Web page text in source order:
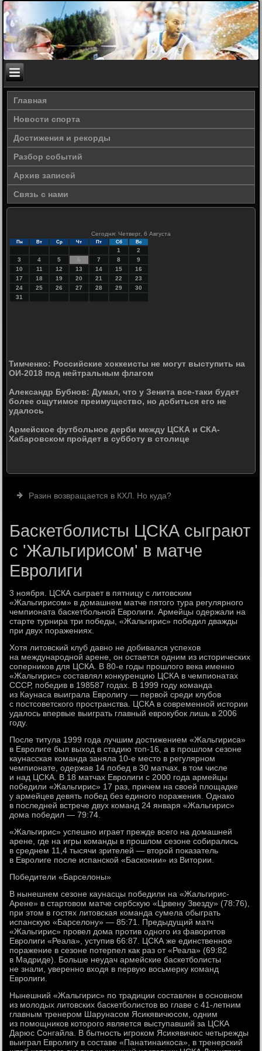
Главная
Новости спорта
Достижения и рекорды
Разбор событий
Архив записей
Связь с нами
Сегодня: Четверг, 6 Августа
Пн Вт Ср Чт Пт Сб Вс
1
2
3
4 5 6 7 8
9
10
11 12 13 14 15
16
17
18 19 20 21 22
23
24
25 26 27 28 29
30
31
Тимченко: Российские хоккеисты не могут выступить на
ОИ-2018 под нейтральным флагом
Александр Бубнов: Думал, что у Зенита все-таки будет
более ощутимое преимущество, но добиться его не
удалось
Армейское футбольное дерби между ЦСКА и СКА-
Хабаровском пройдет в субботу в столице
Разин возвращается в КХЛ. Но куда?
Баскетболисты ЦСКА сыграют
с 'Жальгирисом' в матче
Евролиги
3 ноября. ЦСКА сыграет в пятницу с литовским
«Жальгирисом» в домашнем матче пятого тура регулярного
чемпионата баскетбольной Евролиги. Армейцы одержали на
старте турнира три победы, «Жальгирис» победил дважды
при двух поражениях.
Хотя литовский клуб давно не добивался успехов
на международной арене, он остается одним из исторических
соперников для ЦСКА. В 80-е годы прошлого века именно
«Жальгирис» составлял конкуренцию ЦСКА в чемпионатах
СССР, победив в 198587 годах. В 1999 году команда
из Каунаса выиграла Евролигу — первой среди клубов
с постсоветского пространства. ЦСКА в современной истории
удалось впервые выиграть главный еврокубок лишь в 2006
году.
После титула 1999 года лучшим достижением «Жальгириса»
в Евролиге был выход в стадию топ-16, а в прошлом сезоне
каунасская команда заняла 10-е место в регулярном
чемпионате, одержав 14 побед в 30 матчах, в том числе
и над ЦСКА. В 18 матчах Евролиги с 2000 года армейцы
победили «Жальгирис» 17 раз, причем на своей площадке
у армейцев девять побед без единого поражения. Однако
в последней встрече двух команд 24 января «Жальгирис»
дома победил — 79:74.
«Жальгирис» успешно играет прежде всего на домашней
арене, где на игры команды в прошлом сезоне собирались
в среднем 11,4 тысячи зрителей — второй показатель
в Евролиге после испанской «Басконии» из Витории.
Победители «Барселоны»
В нынешнем сезоне каунасцы победили на «Жальгирис-
Арене» в стартовом матче сербскую «Црвену Звезду» (78:76),
при этом в гостях литовская команда сумела обыграть
испанскую «Барселону» — 85:71. Предыдущий матч
«Жальгирис» провел дома против одного из фаворитов
Евролиги «Реала», уступив 66:87. ЦСКА же единственное
поражение в сезоне потерпел как раз от «Реала» (69:82
в Мадриде). Больше неудач армейские баскетболисты
не знали, уверенно входя в первую восьмерку команд
Евролиги.
Нынешний «Жальгирис» по традиции составлен в основном
из молодых литовских баскетболистов во главе с 41-летним
главным тренером Шарунасом Ясикявичюсом, одним
из помощников которого является выступавший за ЦСКА
Дарюс Сонгайла. В бытность игроком Ясикявичюс четырежды
выиграл Евролигу в составе «Панатинаикоса», в тренерский